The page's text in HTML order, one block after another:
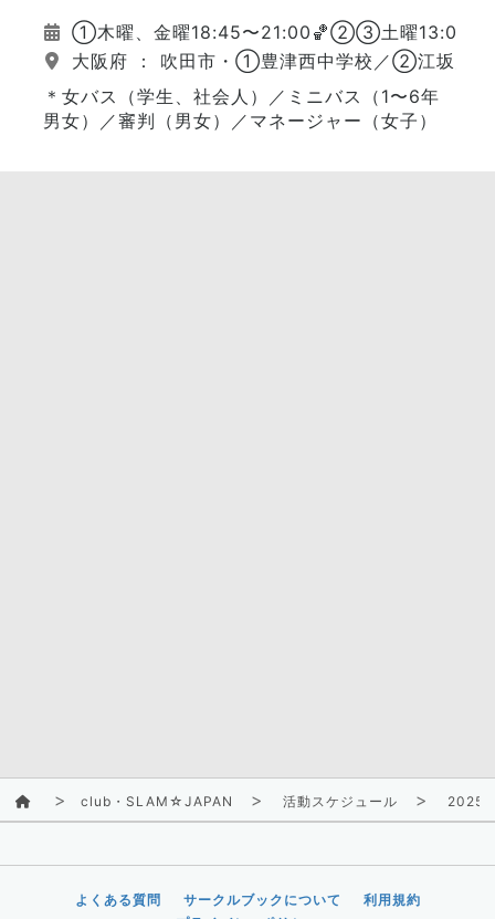
①木曜、金曜18:45〜21:00🏀②③土曜13:00〜
大阪府 ： 吹田市・①豊津西中学校／②江坂大
＊女バス（学生、社会人）／ミニバス（1〜6年
男女）／審判（男女）／マネージャー（女子）
club・SLAM☆JAPAN 活動スケジュール 2025/
よくある質問 サークルブックについて
利用規約